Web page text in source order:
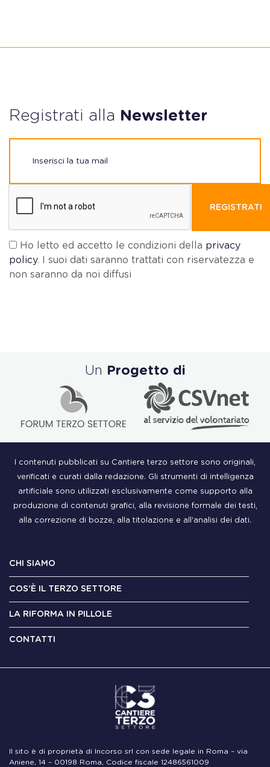
Registrati alla Newsletter
REGISTRATI
Ho letto ed accetto le condizioni della privacy
policy. I suoi dati saranno trattati con riservatezza e
non saranno da noi diffusi
Un Progetto di
I contenuti pubblicati su Cantiere terzo settore sono originali,
verificati e curati dalla redazione. Gli strumenti di intelligenza
artificiale sono utilizzati esclusivamente come supporto alla
produzione di contenuti grafici, alla revisione formale dei testi,
alla correzione di bozze, alla titolazione e all'analisi dei dati.
CHI SIAMO
COS'È IL TERZO SETTORE
LA RIFORMA IN PILLOLE
CONTATTI
Il sito è di proprietà di Incorso srl con sede legale in Roma – via
Aniene, 14 – 00198 Roma, Codice fiscale 12486561009